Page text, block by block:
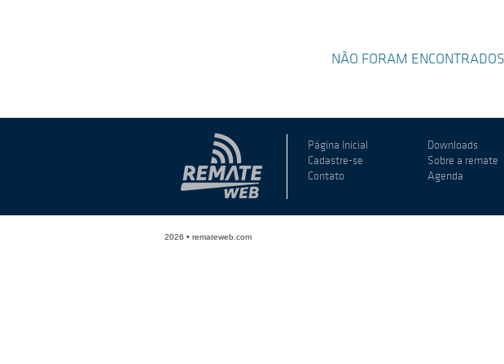
NÃO FORAM
Página Inicial
Downloads
Cadastre-se
Sobre a remate
Contato
Agenda
2026 • remateweb.com